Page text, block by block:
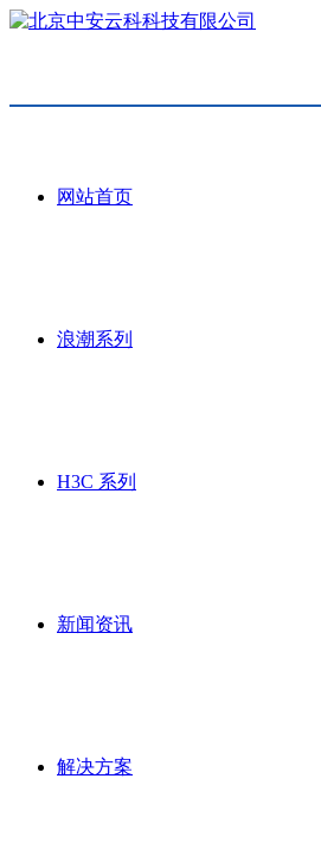
网站首页
浪潮系列
H3C 系列
新闻资讯
解决方案